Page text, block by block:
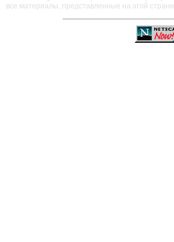
все материалы, представленные на этой
———————————